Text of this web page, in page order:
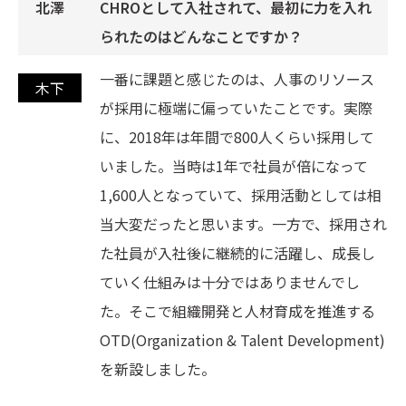
CHROとして入社されて、最初に力を入れ
られたのはどんなことですか？
一番に課題と感じたのは、人事のリソース
が採用に極端に偏っていたことです。実際
に、2018年は年間で800人くらい採用して
いました。当時は1年で社員が倍になって
1,600人となっていて、採用活動としては相
当大変だったと思います。一方で、採用され
た社員が入社後に継続的に活躍し、成長し
ていく仕組みは十分ではありませんでし
た。そこで組織開発と人材育成を推進する
OTD(Organization & Talent Development)
を新設しました。